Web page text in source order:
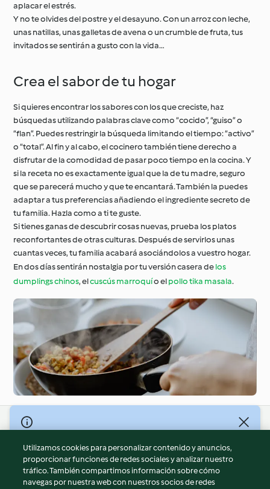
aplacar el estrés.
Y no te olvides del postre y el desayuno. Con un arroz con leche,
unas natillas, unas galletas de avena o un crumble de fruta, tus
invitados se sentirán a gusto con la vida…
Crea el sabor de tu hogar
Si quieres encontrar los sabores con los que creciste, haz
búsquedas utilizando palabras clave como “cocido”, “guiso” o
“flan”. Puedes restringir la búsqueda limitando el tiempo: “activo”
o “total”. Al fin y al cabo, el cocinero también tiene derecho a
disfrutar de la comodidad de pasar poco tiempo en la cocina. Y
si la receta no es exactamente igual que la de tu madre, seguro
que se parecerá mucho y que te encantará. También la puedes
adaptar a tus preferencias añadiendo el ingrediente secreto de
tu familia. Hazla como a ti te guste.
Si tienes ganas de descubrir cosas nuevas, prueba los platos
reconfortantes de otras culturas. Después de servirlos unas
cuantas veces, tu familia acabará asociándolos a vuestro hogar.
En dos días sentirán nostalgia por tu versión casera delos
dumplings chinos, elcuscús marroquío elpollo tika masala.
© Copyright 2026
Términos de uso
Política de privacidad
Aviso legal
Utilizamos cookies para personalizar contenido y anuncios,
proporcionar funciones de redes sociales y analizar nuestro
tráfico. También compartimos información sobre cómo
navegas por nuestra web con nuestros socios de redes